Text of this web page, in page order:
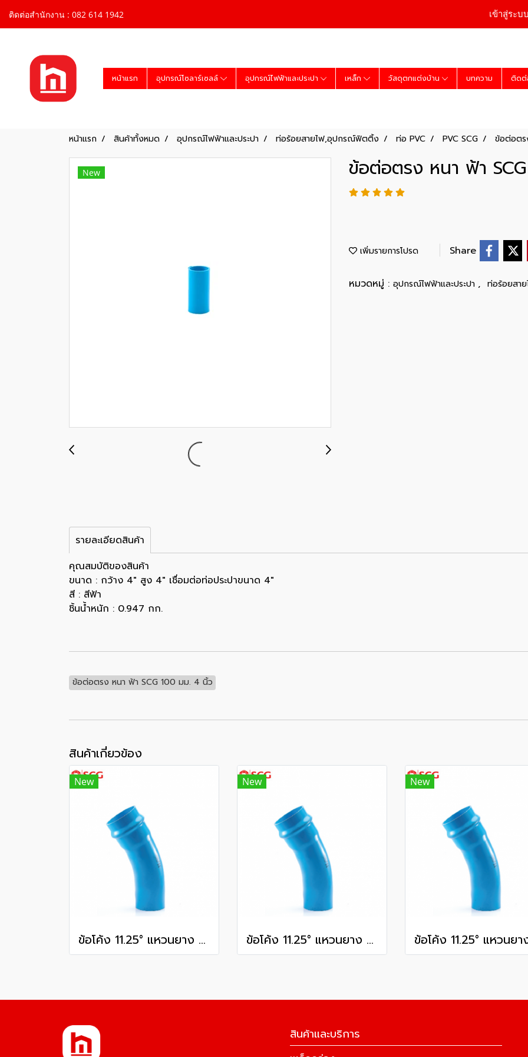
ติดต่อสำนักงาน : 082 614 1942 เข้าสู่ระบ
หน้าแรก อุปกรณ์โซลาร์เซลล์ อุปกรณ์ไฟฟ้าและประปา เหล็ก วัสดุตกแต่งบ้าน บทความ ติด
หน้าแรก สินค้าทั้งหมด อุปกรณ์ไฟฟ้าและประปา ท่อร้อยสายไฟ,อุปกรณ์ฟิตติ้ง ท่อ PVC PVC SCG ข้อต่อตร
New ข้อต่อตรง หนา ฟ้า
เพิ่มรายการโปรด Share
หมวดหมู่ : อุปกรณ์ไฟฟ้าและประปา , ท่อร้อยส
รายละเอียดสินค้า
คุณสมบัติของสินค้า
ขนาด : กว้าง 4" สูง 4" เชื่อมต่อท่อประปาขนาด 4"
สี : สีฟ้า
ชิ้นน้ำหนัก : 0.947 กก.
ข้อต่อตรง หนา ฟ้า SCG 100 มม. 4 นิ้ว
สินค้าเกี่ยวข้อง
New
ข้อโค้ง 11.25° แหวนยาง ES1 SCG ขนาด 250 มม. (10 นิ้ว ) ชั้น 13.5
New
ข้อโค้ง 11.25° แหวนยาง ES1 SCG ขนาด 300 มม. (12 นิ้ว ) ชั้น 13.5
New
สินค้าและบริการ